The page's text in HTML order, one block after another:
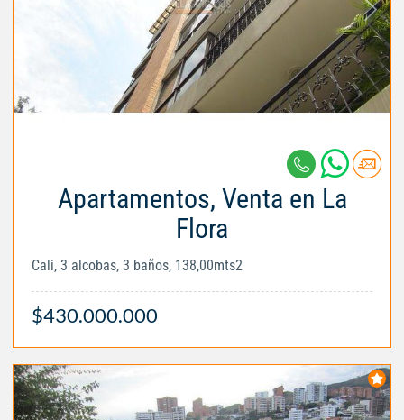
Apartamentos, Venta en La
Flora
Cali, 3 alcobas, 3 baños, 138,00mts2
$430.000.000